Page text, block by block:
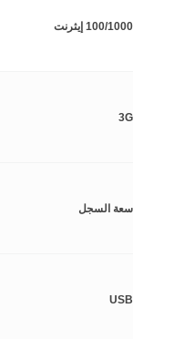
3G
سعة السجل
100/1000 إيثرنت
USB